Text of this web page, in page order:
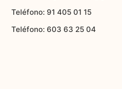
Teléfono: 91 405 01 15
Teléfono: 603 63 25 04